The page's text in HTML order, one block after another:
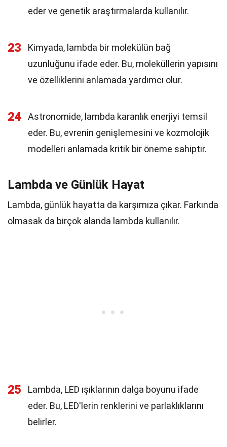
eder ve genetik araştırmalarda kullanılır.
23
Kimyada, lambda bir molekülün bağ
uzunluğunu ifade eder. Bu, moleküllerin yapısını
ve özelliklerini anlamada yardımcı olur.
24
Astronomide, lambda karanlık enerjiyi temsil
eder. Bu, evrenin genişlemesini ve kozmolojik
modelleri anlamada kritik bir öneme sahiptir.
Lambda ve Günlük Hayat
Lambda, günlük hayatta da karşımıza çıkar. Farkında
olmasak da birçok alanda lambda kullanılır.
25
Lambda, LED ışıklarının dalga boyunu ifade
eder. Bu, LED'lerin renklerini ve parlaklıklarını
belirler.